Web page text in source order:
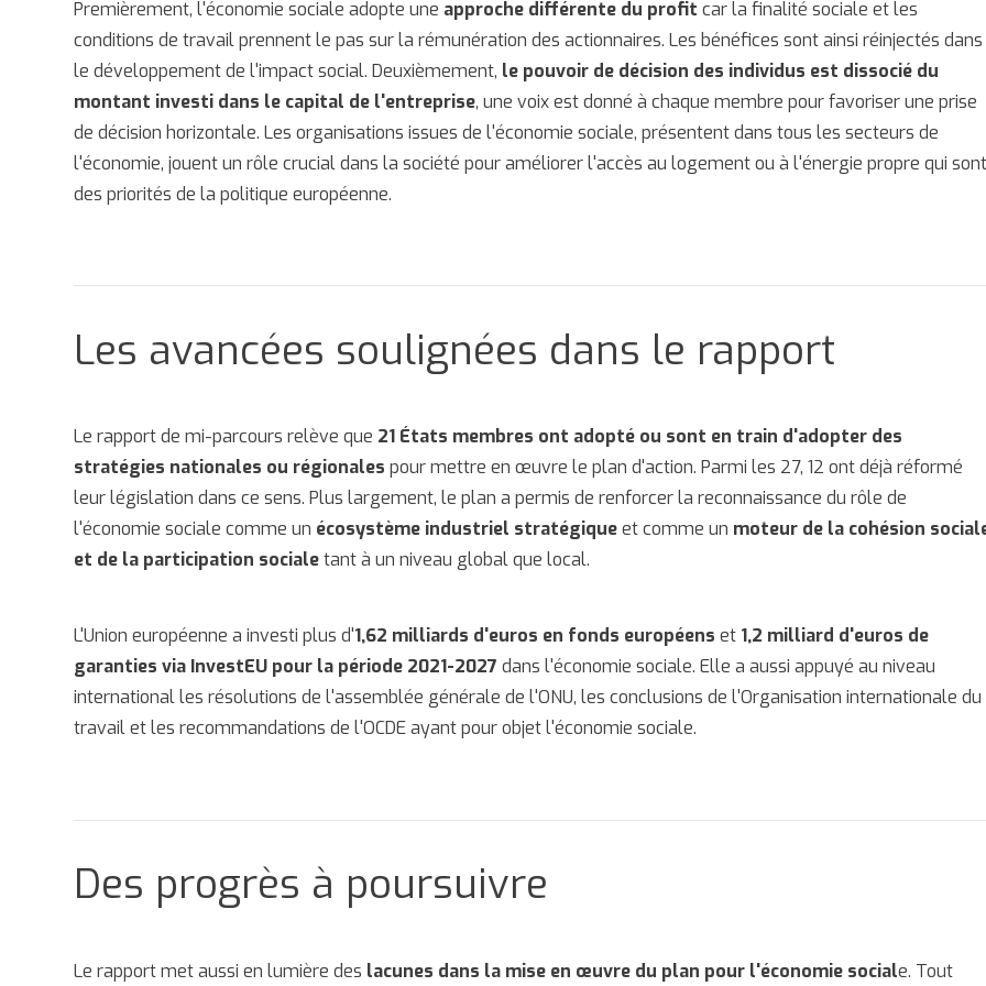
Premièrement, l'économie sociale adopte une approche différente du profit car la finalité sociale et les
conditions de travail prennent le pas sur la rémunération des actionnaires. Les bénéfices sont ainsi réinjectés dans
le développement de l'impact social. Deuxièmement, le pouvoir de décision des individus est dissocié du
montant investi dans le capital de l'entreprise, une voix est donné à chaque membre pour favoriser une prise
de décision horizontale. Les organisations issues de l'économie sociale, présentent dans tous les secteurs de
l'économie, jouent un rôle crucial dans la société pour améliorer l'accès au logement ou à l'énergie propre qui
des priorités de la politique européenne.
Les avancées soulignées dans le rapport
Le rapport de mi-parcours relève que 21 États membres ont adopté ou sont en train d'adopter des
stratégies nationales ou régionales pour mettre en œuvre le plan d'action. Parmi les 27, 12 ont déjà réformé
leur législation dans ce sens. Plus largement, le plan a permis de renforcer la reconnaissance du rôle de
l'économie sociale comme un écosystème industriel stratégiqueet comme un moteur de la cohésion
et de la participation socialetant à un niveau global que local.
L'Union européenne a investi plus d'1,62 milliards d'euros en fonds européens et 1,2 milliard d'euros de
garanties via InvestEU pour la période 2021-2027 dans l'économie sociale. Elle a aussi appuyé au niveau
international les résolutions de l'assemblée générale de l'ONU, les conclusions de l'Organisation internationale du
travail et les recommandations de l'OCDE ayant pour objet l'économie sociale.
Des progrès à poursuivre
Le rapport met aussi en lumière des lacunes dans la mise en œuvre du plan pour l'économie sociale. Tout